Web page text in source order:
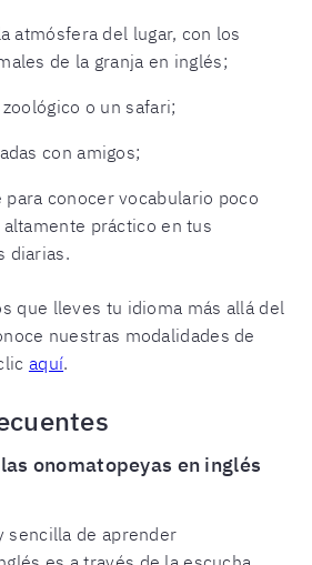
atmósfera del lugar, con los
de la granja en inglés;
o un safari;
con amigos;
conocer vocabulario poco
práctico en tus
diarias.
que lleves tu idioma más allá del
nuestras modalidades de
aquí.
onomatopeyas en inglés
sencilla de aprender